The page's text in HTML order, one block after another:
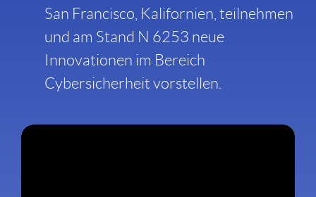
San Francisco, Kalifornien, teilnehmen
und am Stand N 6253 neue
Innovationen im Bereich
Cybersicherheit vorstellen.